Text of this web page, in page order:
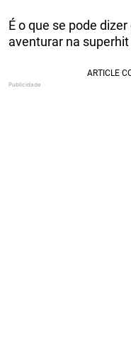
É o que se pode
aventurar na superhit